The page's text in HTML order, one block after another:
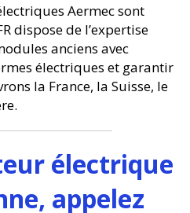
Aermec sont
dispose de l’expertise
anciens avec
électriques et garantir
la France, la Suisse, le
électrique
appelez